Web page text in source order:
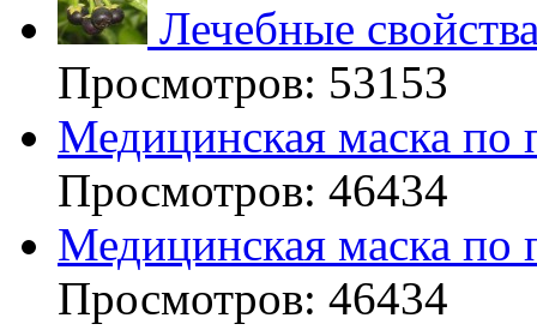
Лечебные
Просмотров: 53153
Медицинская маска по
Просмотров: 46434
Медицинская маска по
Просмотров: 46434